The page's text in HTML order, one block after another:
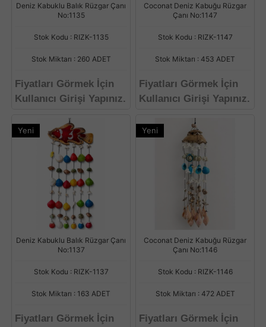
Deniz Kabuklu Balık Rüzgar Çanı
No:1135
Stok Kodu : RIZK-1135
Stok Miktarı : 260 ADET
Fiyatları Görmek İçin
Kullanıcı Girişi Yapınız.
Coconat Deniz Kabuğu Rüzgar
Çanı No:1147
Stok Kodu : RIZK-1147
Stok Miktarı : 453 ADET
Fiyatları Görmek İçin
Kullanıcı Girişi Yapınız.
Yeni
Deniz Kabuklu Balık Rüzgar Çanı
No:1137
Stok Kodu : RIZK-1137
Stok Miktarı : 163 ADET
Fiyatları Görmek İçin
Yeni
Coconat Deniz Kabuğu Rüzgar
Çanı No:1146
Stok Kodu : RIZK-1146
Stok Miktarı : 472 ADET
Fiyatları Görmek İçin